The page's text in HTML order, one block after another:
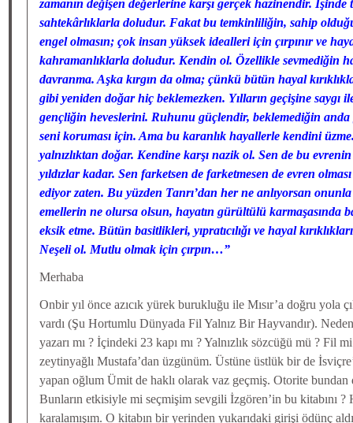
zamanın değişen değerlerine karşı gerçek hazinendir.
sahtekârlıklarla doludur. Fakat bu temkinliliğin, sahip
engel olmasın; çok insan yüksek idealleri için çırpınır ve
kahramanlıklarla doludur. Kendin ol. Özellikle sevmediğin
davranma. Aşka kırgın da olma; çünkü bütün hayal
gibi yeniden doğar hiç beklemezken. Yılların geçişine saygı
gençliğin heveslerini. Ruhunu güçlendir, beklemediğin anda
seni koruması için. Ama bu karanlık hayallerle kendini
yalnızlıktan doğar. Kendine karşı nazik ol. Sen de bu
yıldızlar kadar. Sen farketsen de farketmesen de evren
ediyor zaten. Bu yüzden Tanrı’dan her ne anlıyorsan
emellerin ne olursa olsun, hayatın gürültülü karmaşasında
eksik etme. Bütün basitlikleri, yıpratıcılığı ve hayal
Neşeli ol. Mutlu olmak için çırpın…”
Merhaba
Onbir yıl önce azıcık yürek burukluğu ile Mısır’a doğru yola
vardı (Şu Hortumlu Dünyada Fil Yalnız Bir Hayvandır).
yazarı mı ? İçindeki 23 kapı mı ? Yalnızlık sözcüğü mü ? Fil
zeytinyağlı Mustafa’dan üzgünüm. Üstüne üstlük bir de
yapan oğlum Ümit de haklı olarak vaz geçmiş. Otorite bundan
Bunların etkisiyle mi seçmişim sevgili İzgören’in bu kitabını ?
karalamışım. O kitabın bir yerinden yukarıdaki girişi ödünç